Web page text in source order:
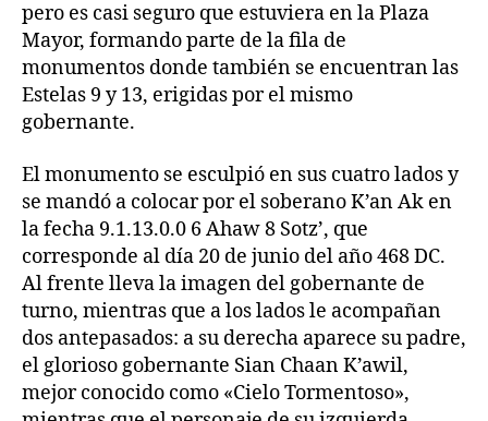
pero es casi seguro que estuviera en la Plaza
Mayor, formando parte de la fila de
monumentos donde también se encuentran las
Estelas 9 y 13, erigidas por el mismo
gobernante.
El monumento se esculpió en sus cuatro lados y
se mandó a colocar por el soberano K’an Ak en
la fecha 9.1.13.0.0 6 Ahaw 8 Sotz’, que
corresponde al día 20 de junio del año 468 DC.
Al frente lleva la imagen del gobernante de
turno, mientras que a los lados le acompañan
dos antepasados: a su derecha aparece su padre,
el glorioso gobernante Sian Chaan K’awil,
mejor conocido como «Cielo Tormentoso»,